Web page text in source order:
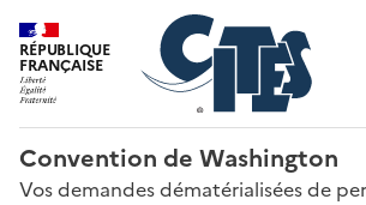
RÉPUBLIQUE
FRANÇAISE
Convention de Washington
Vos demandes dématérialisées de